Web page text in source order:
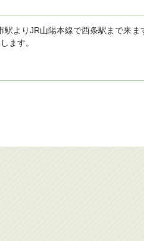
よりJR山陽本線で西条駅まで来ま
ます。